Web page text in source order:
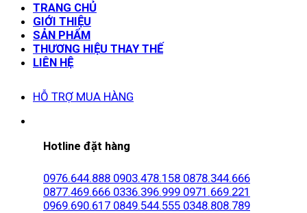
TRANG CHỦ
GIỚI THIỆU
SẢN PHẨM
THƯƠNG HIỆU THAY THẾ
LIÊN HỆ
HỖ TRỢ MUA HÀNG
Hotline đặt hàng
0976.644.888 0903.478.158 0878.344.666
0877.469.666 0336.396.999 0971.669.221
0969.690.617 0849.544.555 0348.808.789